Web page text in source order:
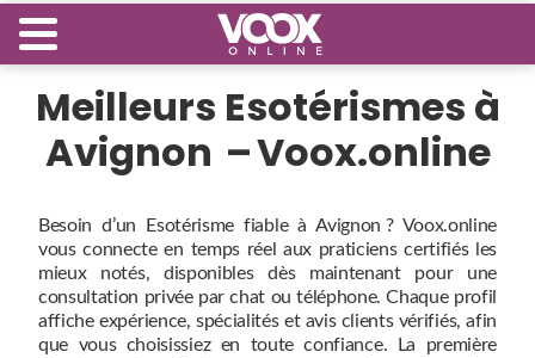
Meilleurs Esotérismes à
Avignon – Voox.online
Besoin d’un Esotérisme fiable à Avignon ? Voox.online
vous connecte en temps réel aux praticiens certifiés les
mieux notés, disponibles dès maintenant pour une
consultation privée par chat ou téléphone. Chaque profil
affiche expérience, spécialités et avis clients vérifiés, afin
que vous choisissiez en toute confiance. La première